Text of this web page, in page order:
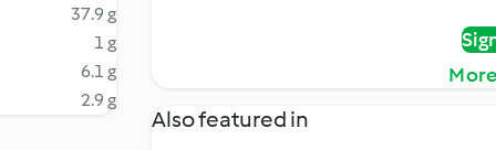
37.9 g
1 g
6.1 g
2.9 g
Also featured in